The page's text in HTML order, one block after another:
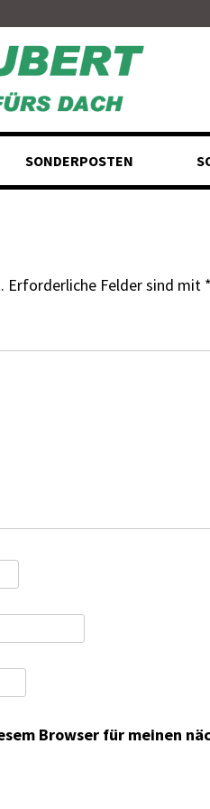
SONDERPOSTEN
Erforderliche Felder sind mit *
Browser für meinen